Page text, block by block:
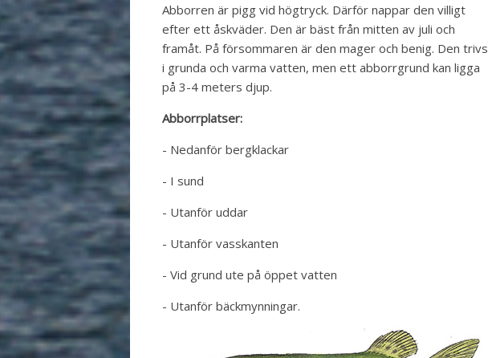
Abborren är pigg vid högtryck. Därför nappar den villigt
efter ett åskväder. Den är bäst från mitten av juli och
framåt. På försommaren är den mager och benig. Den trivs
i grunda och varma vatten, men ett abborrgrund kan ligga
på 3-4 meters djup.
Abborrplatser:
- Nedanför bergklackar
- I sund
- Utanför uddar
- Utanför vasskanten
- Vid grund ute på öppet vatten
- Utanför bäckmynningar.